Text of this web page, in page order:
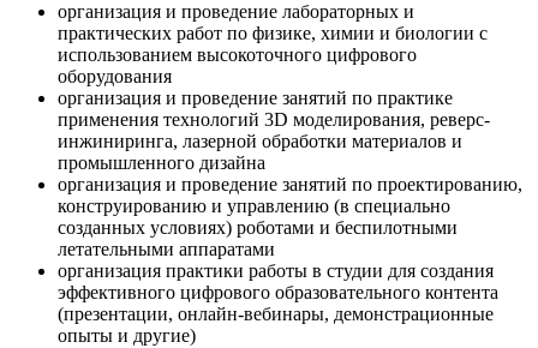
организация и проведение лабораторных и
практических работ по физике, химии и биологии с
использованием высокоточного цифрового
оборудования
организация и проведение занятий по практике
применения технологий 3D моделирования, реверс-
инжиниринга, лазерной обработки материалов и
промышленного дизайна
организация и проведение занятий по проектированию,
конструированию и управлению (в специально
созданных условиях) роботами и беспилотными
летательными аппаратами
организация практики работы в студии для создания
эффективного цифрового образовательного контента
(презентации, онлайн-вебинары, демонстрационные
опыты и другие)